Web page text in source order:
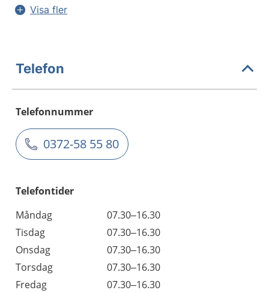
Visa fler
Telefon
Telefonnummer
0372-58 55 80
Telefontider
Måndag
07.30–16.30
Tisdag
07.30–16.30
Onsdag
07.30–16.30
Torsdag
07.30–16.30
Fredag
07.30–16.30